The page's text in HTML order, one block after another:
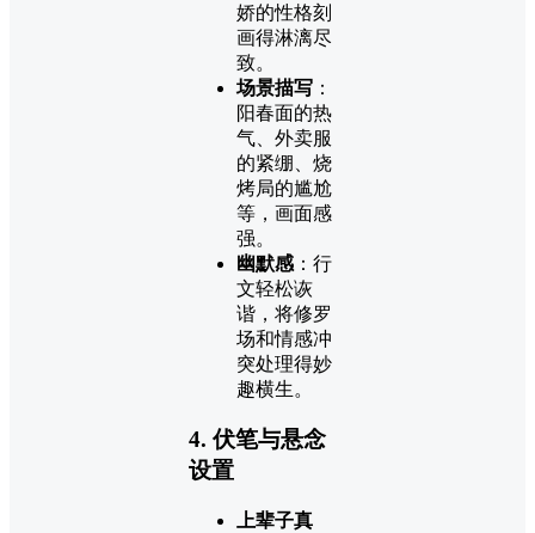
娇的性格刻
画得淋漓尽
致。
场景描写 ：
阳春面的热
气、外卖服
的紧绷、烧
烤局的尴尬
等，画面感
强。
幽默感 ：行
文轻松诙
谐，将修罗
场和情感冲
突处理得妙
趣横生。
4. 伏笔与悬念
设置
上辈子真